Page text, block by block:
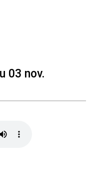
ici
03 nov.